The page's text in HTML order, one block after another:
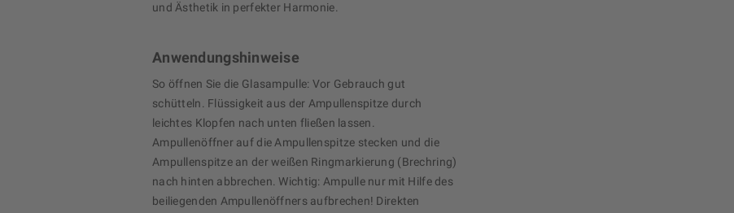
und Ästhetik in perfekter Harmonie.
Anwendungshinweise
So öffnen Sie die Glasampulle: Vor Gebrauch gut
schütteln. Flüssigkeit aus der Ampullenspitze durch
leichtes Klopfen nach unten fließen lassen.
Ampullenöffner auf die Ampullenspitze stecken und die
Ampullenspitze an der weißen Ringmarkierung (Brechring)
nach hinten abbrechen. Wichtig: Ampulle nur mit Hilfe des
beiliegenden Ampullenöffners aufbrechen! Direkten